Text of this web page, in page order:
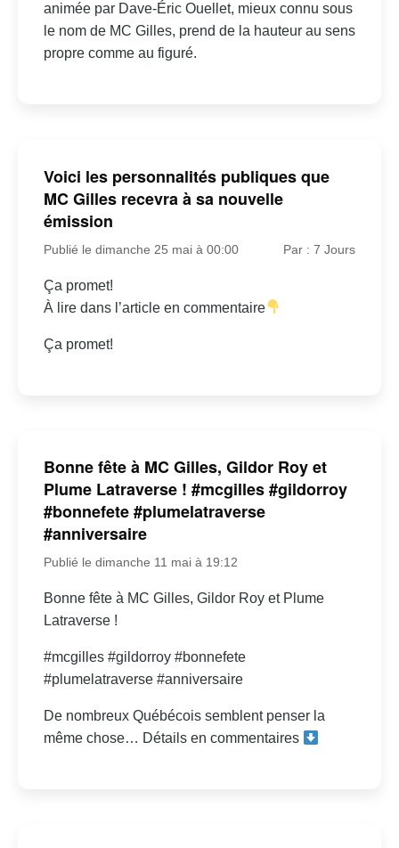
animée par Dave-Éric Ouellet, mieux connu sous
le nom de MC Gilles, prend de la hauteur au sens
propre comme au figuré.
Voici les personnalités publiques que
MC Gilles recevra à sa nouvelle
émission
Publié le dimanche 25 mai à 00:00 Par : 7 Jours
Ça promet!
À lire dans l’article en commentaire
Ça promet!
Bonne fête à MC Gilles, Gildor Roy et
Plume Latraverse ! #mcgilles #gildorroy
#bonnefete #plumelatraverse
#anniversaire
Publié le dimanche 11 mai à 19:12
Bonne fête à MC Gilles, Gildor Roy et Plume
Latraverse !
#mcgilles #gildorroy #bonnefete
#plumelatraverse #anniversaire
De nombreux Québécois semblent penser la
même chose… Détails en commentaires